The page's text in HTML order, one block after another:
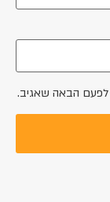
לפעם הבאה שאגיב.